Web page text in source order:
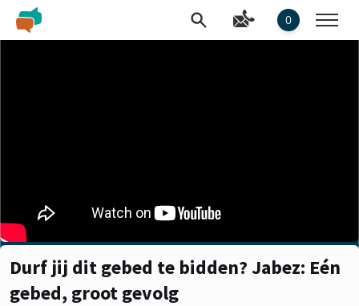
0
Durf jij dit gebed te bidden? Jabez: Eén
gebed, groot gevolg